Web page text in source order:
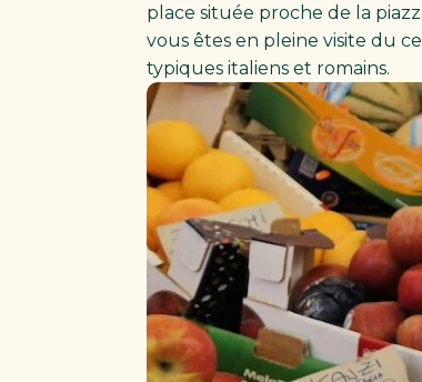
place située proche de la
vous êtes en pleine visite du
typiques italiens et romains.